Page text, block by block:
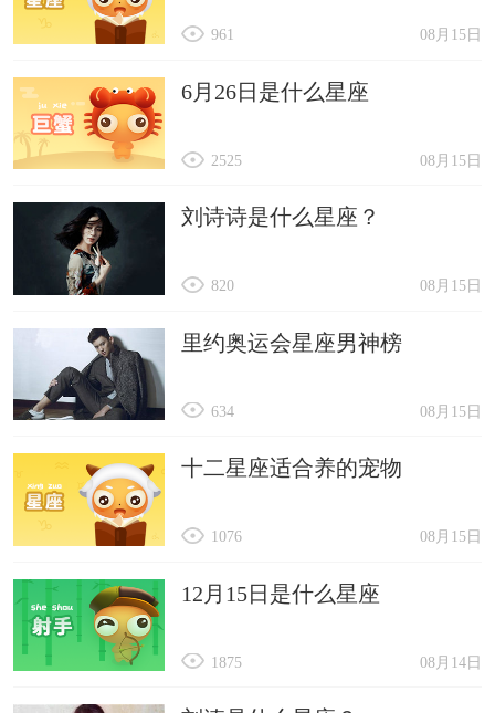
08月15日
961
6月26日是什么星座
08月15日
2525
刘诗诗是什么星座？
08月15日
820
里约奥运会星座男神榜
08月15日
634
十二星座适合养的宠物
08月15日
1076
12月15日是什么星座
08月14日
1875